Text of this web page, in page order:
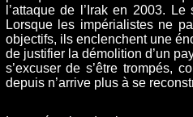
l’attaque de l’Irak en 2003.
Lorsque les impérialistes ne
objectifs, ils enclenchent une
de justifier la démolition d’un
s’excuser de s’être trompés,
depuis n’arrive plus à se